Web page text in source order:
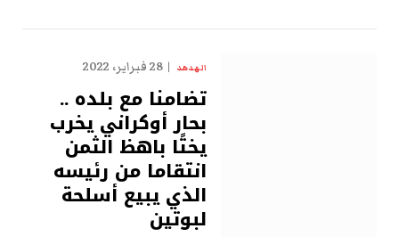
الهدهد 28 فبراير، 2022
تضامنا مع بلده ..
بحار أوكراني يخرب
يختًا باهظ الثمن
انتقاما من رئيسه
الذي يبيع أسلحة
لبوتين